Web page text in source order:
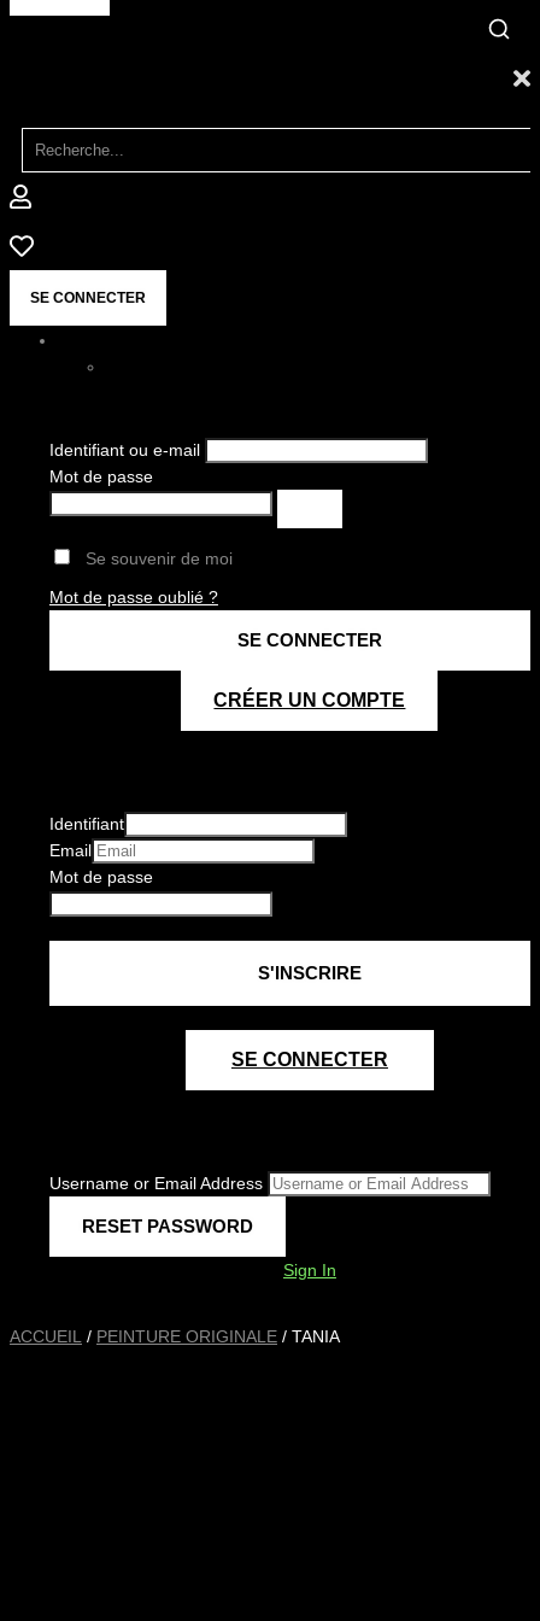
SE CONNECTER
Identifiant ou e-mail
Mot de passe
Se souvenir de moi
Mot de passe oublié ?
CRÉER UN COMPTE
Identifiant
Email
Mot de passe
SE CONNECTER
Username or Email Address
Sign In
ACCUEIL / PEINTURE ORIGINALE / TANIA